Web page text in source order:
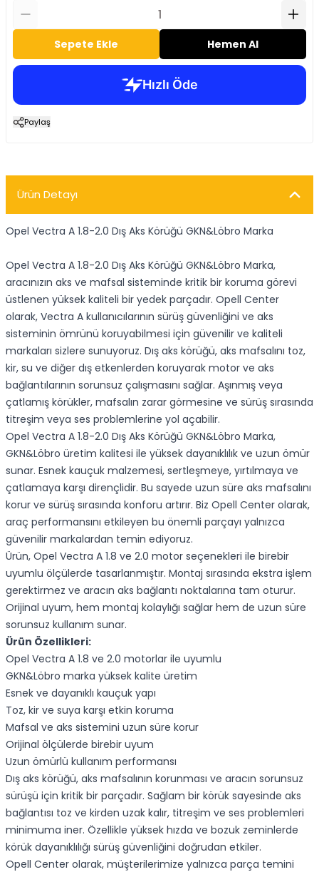
Sepete Ekle Hemen Al
Paylaş
Ürün Detayı
Opel Vectra A 1.8-2.0 Dış Aks Körüğü GKN&Löbro Marka
Opel Vectra A 1.8-2.0 Dış Aks Körüğü GKN&Löbro Marka,
aracınızın aks ve mafsal sisteminde kritik bir koruma görevi
üstlenen yüksek kaliteli bir yedek parçadır. Opell Center
olarak, Vectra A kullanıcılarının sürüş güvenliğini ve aks
sisteminin ömrünü koruyabilmesi için güvenilir ve kaliteli
markaları sizlere sunuyoruz. Dış aks körüğü, aks mafsalını toz,
kir, su ve diğer dış etkenlerden koruyarak motor ve aks
bağlantılarının sorunsuz çalışmasını sağlar. Aşınmış veya
çatlamış körükler, mafsalın zarar görmesine ve sürüş sırasında
titreşim veya ses problemlerine yol açabilir.
Opel Vectra A 1.8-2.0 Dış Aks Körüğü GKN&Löbro Marka,
GKN&Löbro üretim kalitesi ile yüksek dayanıklılık ve uzun ömür
sunar. Esnek kauçuk malzemesi, sertleşmeye, yırtılmaya ve
çatlamaya karşı dirençlidir. Bu sayede uzun süre aks mafsalını
korur ve sürüş sırasında konforu artırır. Biz Opell Center olarak,
araç performansını etkileyen bu önemli parçayı yalnızca
güvenilir markalardan temin ediyoruz.
Ürün, Opel Vectra A 1.8 ve 2.0 motor seçenekleri ile birebir
uyumlu ölçülerde tasarlanmıştır. Montaj sırasında ekstra işlem
gerektirmez ve aracın aks bağlantı noktalarına tam oturur.
Orijinal uyum, hem montaj kolaylığı sağlar hem de uzun süre
sorunsuz kullanım sunar.
Ürün Özellikleri:
Opel Vectra A 1.8 ve 2.0 motorlar ile uyumlu
GKN&Löbro marka yüksek kalite üretim
Esnek ve dayanıklı kauçuk yapı
Toz, kir ve suya karşı etkin koruma
Mafsal ve aks sistemini uzun süre korur
Orijinal ölçülerde birebir uyum
Uzun ömürlü kullanım performansı
Dış aks körüğü, aks mafsalının korunması ve aracın sorunsuz
sürüşü için kritik bir parçadır. Sağlam bir körük sayesinde aks
bağlantısı toz ve kirden uzak kalır, titreşim ve ses problemleri
minimuma iner. Özellikle yüksek hızda ve bozuk zeminlerde
körük dayanıklılığı sürüş güvenliğini doğrudan etkiler.
Opell Center olarak, müşterilerimize yalnızca parça temini